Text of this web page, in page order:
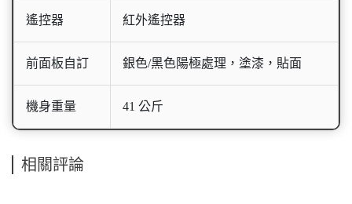
遙控器 紅外遙控器
前面板自訂 銀色/黑色陽極處理，塗漆，貼面
機身重量 41 公斤
相關評論